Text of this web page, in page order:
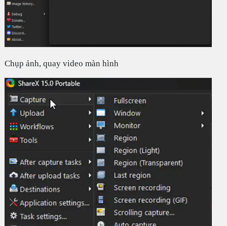
Chụp ảnh, quay video màn hình